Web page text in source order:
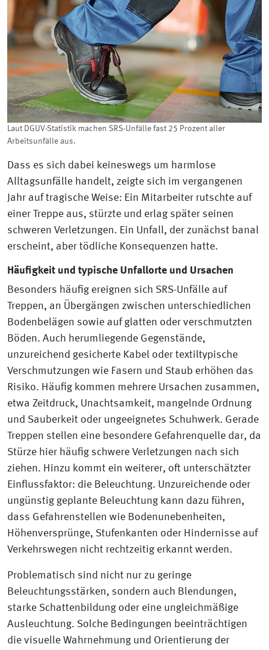
Laut DGUV-Statistik machen SRS-Unfälle fast 25 Prozent aller
Arbeitsunfälle aus.
Dass es sich dabei keineswegs um harmlose
Alltagsunfälle handelt, zeigte sich im vergangenen
Jahr auf tragische Weise: Ein Mitarbeiter rutschte auf
einer Treppe aus, stürzte und erlag später seinen
schweren Verletzungen. Ein Unfall, der zunächst banal
erscheint, aber tödliche Konsequenzen hatte.
Häufigkeit und typische Unfallorte und Ursachen
Besonders häufig ereignen sich SRS-Unfälle auf
Treppen, an Übergängen zwischen unterschiedlichen
Bodenbelägen sowie auf glatten oder verschmutzten
Böden. Auch herumliegende Gegenstände,
unzureichend gesicherte Kabel oder textiltypische
Verschmutzungen wie Fasern und Staub erhöhen das
Risiko. Häufig kommen mehrere Ursachen zusammen,
etwa Zeitdruck, Unachtsamkeit, mangelnde Ordnung
und Sauberkeit oder ungeeignetes Schuhwerk. Gerade
Treppen stellen eine besondere Gefahrenquelle dar, da
Stürze hier häufig schwere Verletzungen nach sich
ziehen. Hinzu kommt ein weiterer, oft unterschätzter
Einflussfaktor: die Beleuchtung. Unzureichende oder
ungünstig geplante Beleuchtung kann dazu führen,
dass Gefahrenstellen wie Bodenunebenheiten,
Höhenversprünge, Stufenkanten oder Hindernisse auf
Verkehrswegen nicht rechtzeitig erkannt werden.
Problematisch sind nicht nur zu geringe
Beleuchtungsstärken, sondern auch Blendungen,
starke Schattenbildung oder eine ungleichmäßige
Ausleuchtung. Solche Bedingungen beeinträchtigen
die visuelle Wahrnehmung und Orientierung der